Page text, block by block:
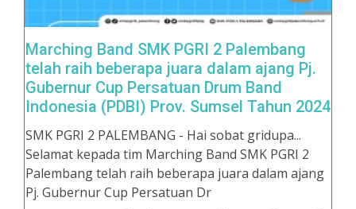
Marching Band SMK PGRI 2 Palembang
telah raih beberapa juara dalam ajang Pj.
Gubernur Cup Persatuan Drum Band
Indonesia (PDBI) Prov. Sumsel Tahun 2024
SMK PGRI 2 PALEMBANG - Hai sobat gridupa...
Selamat kepada tim Marching Band SMK PGRI 2
Palembang telah raih beberapa juara dalam ajang
Pj. Gubernur Cup Persatuan Dr